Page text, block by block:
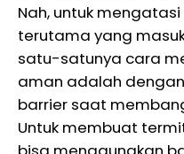
Nah, untuk
terutama yang
satu-satunya cara
aman adalah
barrier saat
Untuk membuat